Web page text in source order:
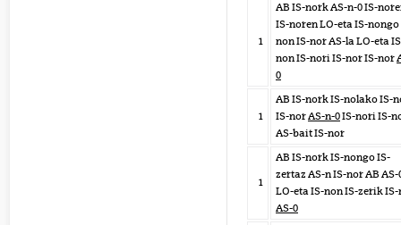
1
AB IS-nork AS-n-0 IS-
IS-noren LO-eta IS-nongo
non IS-nor AS-la LO-eta
non IS-nori IS-nor IS-nor
0
1
AB IS-nork IS-nolako IS-
IS-norAS-n-0IS-nori IS-
AS-bait IS-nor
1
AB IS-nork IS-nongo IS-
zertaz AS-n IS-nor AB AS-
LO-eta IS-non IS-zerik
AS-0